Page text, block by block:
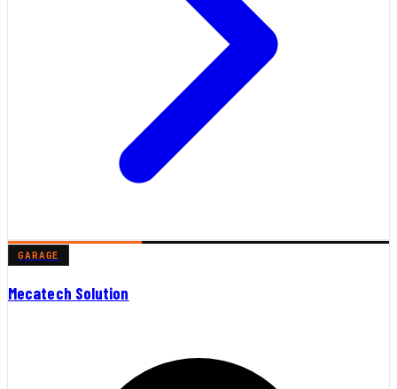
GARAGE
Mecatech Solution